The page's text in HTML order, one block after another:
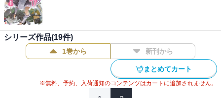
シリーズ作品(19件)
1巻から 新刊から
まとめてカート
※無料、予約、入荷通知のコンテンツはカートに追加されません。